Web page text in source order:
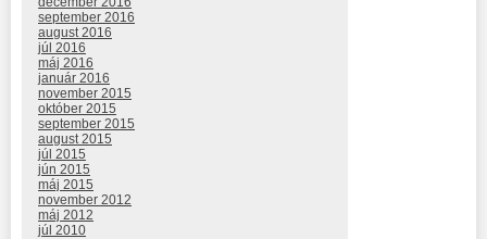
september 2016
august 2016
júl 2016
máj 2016
január 2016
november 2015
október 2015
september 2015
august 2015
júl 2015
jún 2015
máj 2015
november 2012
máj 2012
júl 2010